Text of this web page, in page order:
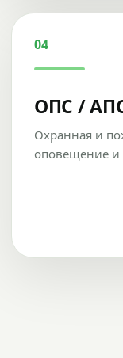
04
ОПС /
Охранная и
оповещение и